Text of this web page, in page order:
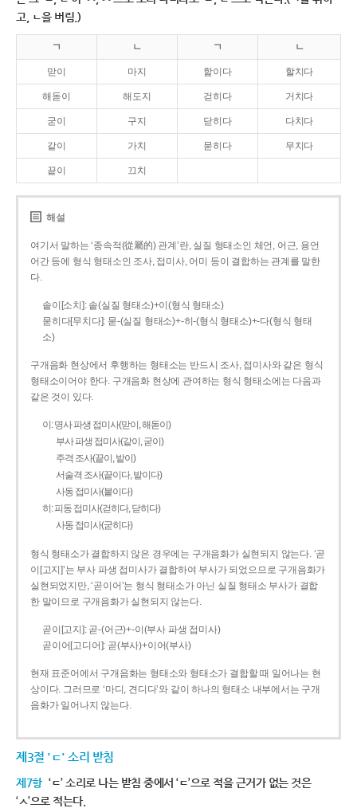
고, ㄴ을 버림.)
ㄱ ㄴ ㄱ ㄴ
맏이 마지 핥이다 할치다
해돋이 해도지 걷히다 거치다
굳이 구지 닫히다 다치다
같이 가치 묻히다 무치다
끝이 끄치
해설
여기서 말하는 ‘종속적(從屬的) 관계’란, 실질 형태소인 체언, 어근, 용언
어간 등에 형식 형태소인 조사, 접미사, 어미 등이 결합하는 관계를 말한
다.
솥이[소치]: 솥(실질 형태소)+이(형식 형태소)
묻히다[무치다]: 묻­-(실질 형태소)+­-히­-(형식 형태소)+-다(형식 형태
소)
구개음화 현상에서 후행하는 형태소는 반드시 조사, 접미사와 같은 형식
형태소이어야 한다. 구개음화 현상에 관여하는 형식 형태소에는 다음과
같은 것이 있다.
이: 명사 파생 접미사(맏이, 해돋이)
부사 파생 접미사(같이, 굳이)
주격 조사(끝이, 밭이)
서술격 조사(끝이다, 밭이다)
사동 접미사(붙이다)
히: 피동 접미사(걷히다, 닫히다)
사동 접미사(굳히다)
형식 형태소가 결합하지 않은 경우에는 구개음화가 실현되지 않는다. ‘곧
이[고지]’는 부사 파생 접미사가 결합하여 부사가 되었으므로 구개음화가
실현되었지만, ‘곧이어’는 형식 형태소가 아닌 실질 형태소 부사가 결합
한 말이므로 구개음화가 실현되지 않는다.
곧이[고지]: 곧-­(어근)+­-이(부사 파생 접미사)
곧이어[고디어]: 곧(부사)+이어(부사)
현재 표준어에서 구개음화는 형태소와 형태소가 결합할 때 일어나는 현
상이다. 그러므로 ‘마디, 견디다’와 같이 하나의 형태소 내부에서는 구개
음화가 일어나지 않는다.
제3절 'ㄷ' 소리 받침
제7항 ‘ㄷ’ 소리로 나는 받침 중에서 ‘ㄷ’으로 적을 근거가 없는 것은
‘ㅅ’으로 적는다.